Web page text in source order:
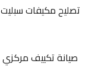
تصليح مكيفات سبليت
صيانة تكييف مركزي